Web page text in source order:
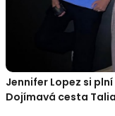
Jennifer Lopez si
Dojímavá cesta